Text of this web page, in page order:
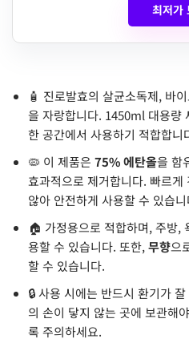
최저가
🧴 진로발효의 살균소독제, 바
을 자랑합니다. 1450ml 대용량
한 공간에서 사용하기 적합합니
🦠 이 제품은 75% 에탄올을 함
효과적으로 제거합니다. 빠르
않아 안전하게 사용할 수 있습니
🏠 가정용으로 적합하며, 주방,
용할 수 있습니다. 또한,무향으
할 수 있습니다.
🔒 사용 시에는 반드시 환기가
의 손이 닿지 않는 곳에 보관해
록 주의하세요.